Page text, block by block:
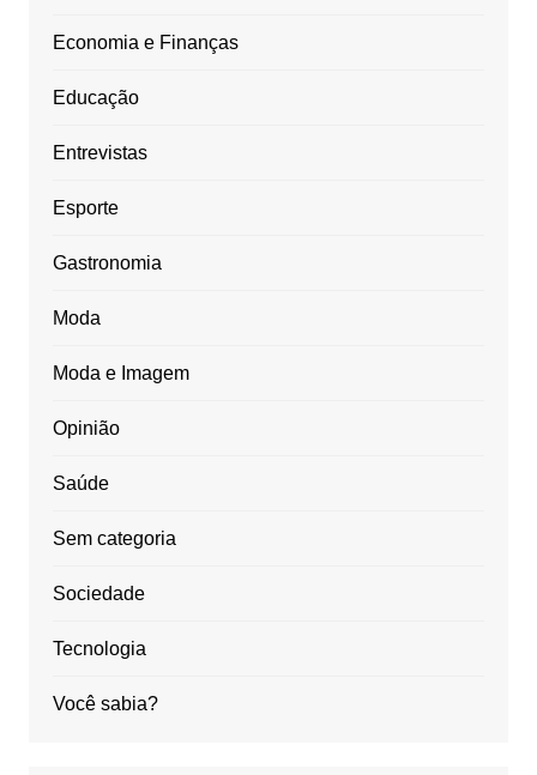
Economia e Finanças
Educação
Entrevistas
Esporte
Gastronomia
Moda
Moda e Imagem
Opinião
Saúde
Sem categoria
Sociedade
Tecnologia
Você sabia?